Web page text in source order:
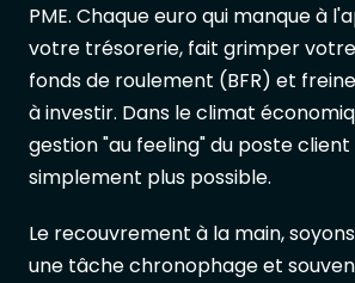
PME. Chaque euro qui manque à
votre trésorerie, fait grimper
fonds de roulement (BFR) et
à investir. Dans le climat
gestion "au feeling" du poste
simplement plus possible.
Le recouvrement à la main,
une tâche chronophage et